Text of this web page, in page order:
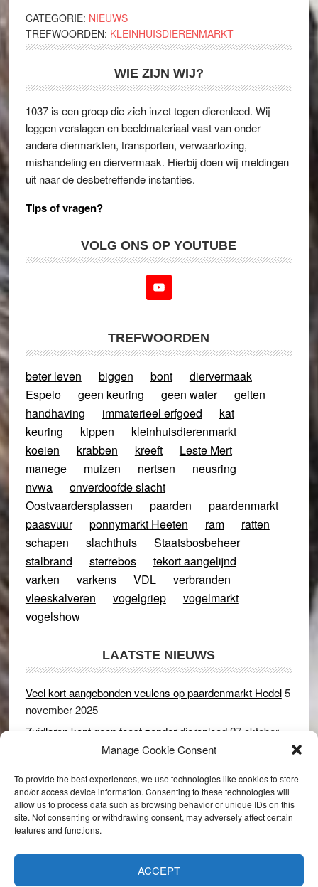
Manage Cookie Consent
To provide the best experiences, we use technologies like cookies to store
and/or access device information. Consenting to these technologies will
allow us to process data such as browsing behavior or unique IDs on this
site. Not consenting or withdrawing consent, may adversely affect certain
features and functions.
ACCEPT
CATEGORIE: NIEUWS
TREFWOORDEN: KLEINHUISDIERENMARKT
WIE ZIJN WIJ?
1037 is een groep die zich inzet tegen dierenleed. Wij
leggen verslagen en beeldmateriaal vast van onder
andere diermarkten, transporten, verwaarlozing,
mishandeling en diervermaak. Hierbij doen wij meldingen
uit naar de desbetreffende instanties.
Tips of vragen?
VOLG ONS OP YOUTUBE
TREFWOORDEN
beter leven biggen bont
diervermaak
Espelo
geen keuring geen water
geiten
handhaving
immaterieel erfgoed
kat
keuring
kippen
kleinhuisdierenmarkt
koeien
krabben kreeft
Leste Mert
manege
muizen nertsen
neusring
nvwa
onverdoofde slacht
Oostvaardersplassen
paarden
paardenmarkt
paasvuur
ponnymarkt Heeten ram
ratten
schapen
slachthuis
Staatsbosbeheer
stalbrand
sterrebos
tekort aangelijnd
varken
varkens VDL
verbranden
vleeskalveren
vogelgriep
vogelmarkt
vogelshow
LAATSTE NIEUWS
Veel kort aangebonden veulens op paardenmarkt Hedel5
november 2025
Zuidlaren kent geen feest zonder dierenleed27 oktober
Rijswijk (Gld) 2 december 2024
Dikbillen sieren de troon op schaamteloos Leste Merte in
Druten 8 november 2024